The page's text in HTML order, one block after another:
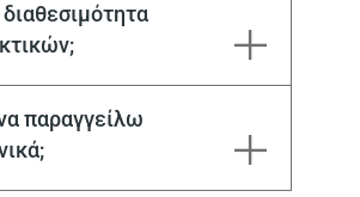
παραγγείλω